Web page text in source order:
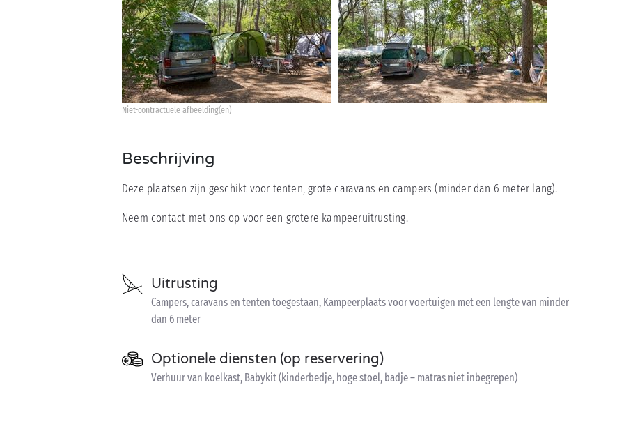
Niet-contractuele afbeelding(en)
Beschrijving
Deze plaatsen zijn geschikt voor tenten, grote caravans en campers (minder dan 6 meter lang).
Neem contact met ons op voor een grotere kampeeruitrusting.
Uitrusting
Campers, caravans en tenten toegestaan, Kampeerplaats voor voertuigen met een lengte van minder
dan 6 meter
Optionele diensten (op reservering)
Verhuur van koelkast, Babykit (kinderbedje, hoge stoel, badje – matras niet inbegrepen)